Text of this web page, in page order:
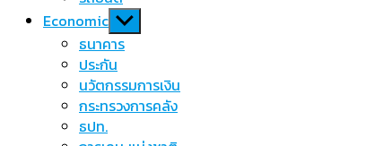
Economic Show
sub
menu
ธนาคาร
ประกัน
นวัตกรรมการเงิน
กระทรวงการคลัง
ธปท.